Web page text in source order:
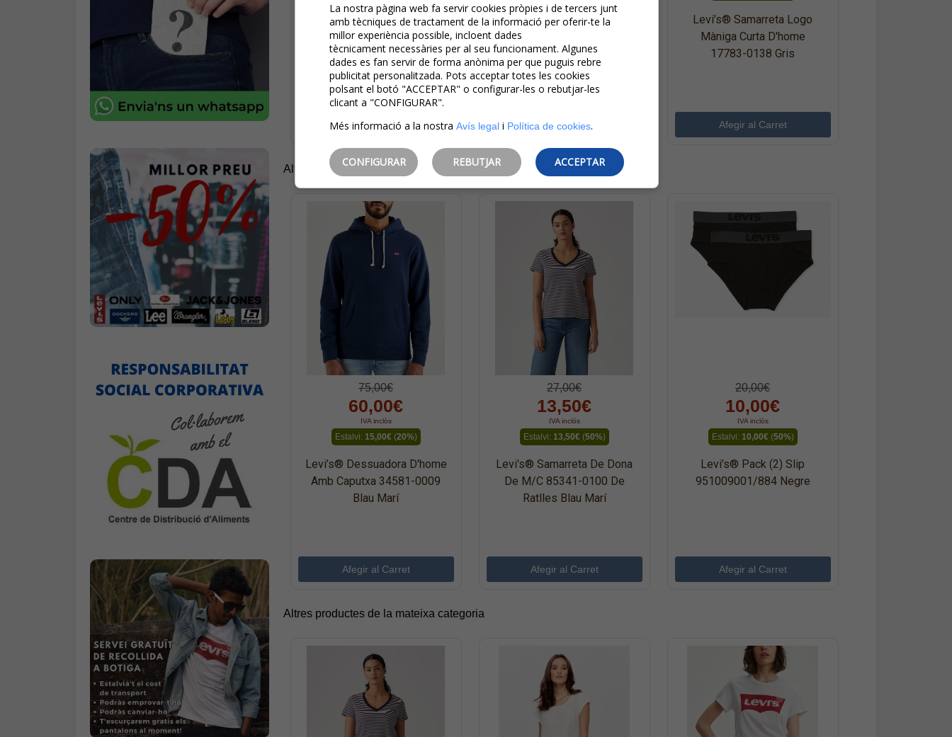
Levi’s® Samarreta Logo
Màniga Curta D'home
17783-0137 Negra
Levi’s® Samarreta Logo
Màniga Curta D'home
17783-0139 Blau Marí
Levi’s® Samarreta Logo
Màniga Curta D'home
17783-0138 Gris
Altres productes de la mateixa marca
75,00€
60,00€
IVA inclòs
Estalvi: 15,00€(20%)
Levi’s® Dessuadora D'home
Amb Caputxa 34581-0009
Blau Marí
27,00€
13,50€
IVA inclòs
Estalvi: 13,50€(50%)
Levi's® Samarreta De Dona
De M/c 85341-0100 De
Ratlles Blau Marí
20,00€
10,00€
IVA inclòs
Estalvi: 10,00€(50%)
Levi’s® Pack (2) Slip
951009001/884 Negre
Altres productes de la mateixa categoria
La nostra pàgina web fa servir cookies pròpies i de tercers junt
amb tècniques de tractament de la informació per oferir-te la
millor experiència possible, incloent dades
tècnicament necessàries per al seu funcionament. Algunes
dades es fan servir de forma anònima per que puguis rebre
publicitat personalitzada. Pots acceptar totes les cookies
polsant el botó "ACCEPTAR" o configurar-les o rebutjar-les
clicant a "CONFIGURAR".
Més informació a la nostra Avís legal i Política de cookies.
CONFIGURAR REBUTJAR ACCEPTAR